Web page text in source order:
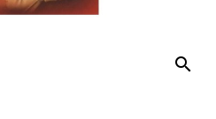
search